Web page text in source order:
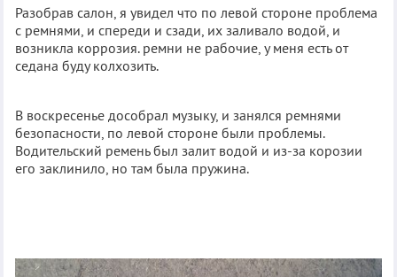
Разобрав салон, я увидел что по левой стороне проблема
с ремнями, и спереди и сзади, их заливало водой, и
возникла коррозия. ремни не рабочие, у меня есть от
седана буду колхозить.
В воскресенье дособрал музыку, и занялся ремнями
безопасности, по левой стороне были проблемы.
Водительский ремень был залит водой и из-за корозии
его заклинило, но там была пружина.